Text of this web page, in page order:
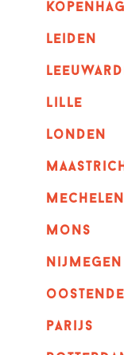
leiden
lille
londen
mechelen
mons
nijmegen
oostende
parijs